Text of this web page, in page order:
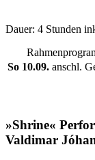
Dauer: 4 Stunden
So 10.09. anschl.
»Shrine«
Valdimar